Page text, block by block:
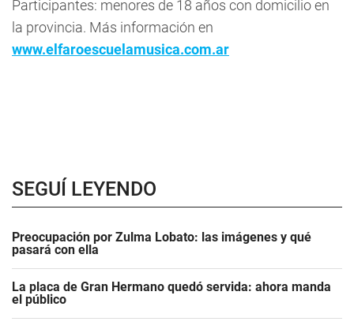
Participantes: menores de 18 años con domicilio en
la provincia. Más información en
www.elfaroescuelamusica.com.ar
SEGUÍ LEYENDO
Preocupación por Zulma Lobato: las imágenes y qué
pasará con ella
La placa de Gran Hermano quedó servida: ahora manda
el público